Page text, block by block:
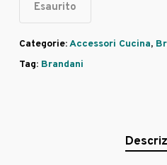
Esaurito
Categorie:Accessori Cucina,
Tag: Brandani